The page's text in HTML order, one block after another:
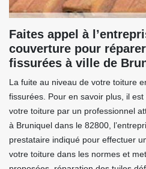
Faites appel à
couverture pour
fissurées à ville de
La fuite au niveau de votre toiture
fissurées. Pour en savoir plus, il
votre toiture par un professionnel
à Bruniquel dans le 82800,
prestataire indiqué pour effectuer
votre toiture dans les normes et